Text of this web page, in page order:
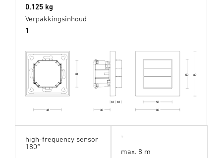
0,125 kg
Verpakkingsinhoud
1
48
80
80
50
50
48 30
10
10
high-frequency sensor
180°
max. 8 m